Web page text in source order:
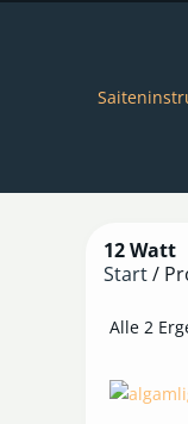
12 Watt
Start/
Alle 2